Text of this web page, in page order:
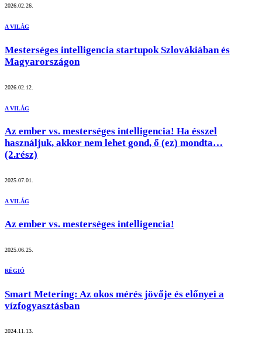
2026.02.26.
A VILÁG
Mesterséges intelligencia startupok Szlovákiában és
Magyarországon
2026.02.12.
A VILÁG
Az ember vs. mesterséges intelligencia! Ha ésszel
használjuk, akkor nem lehet gond, ő (ez) mondta…
(2.rész)
2025.07.01.
A VILÁG
Az ember vs. mesterséges intelligencia!
2025.06.25.
RÉGIÓ
Smart Metering: Az okos mérés jövője és előnyei a
vízfogyasztásban
2024.11.13.